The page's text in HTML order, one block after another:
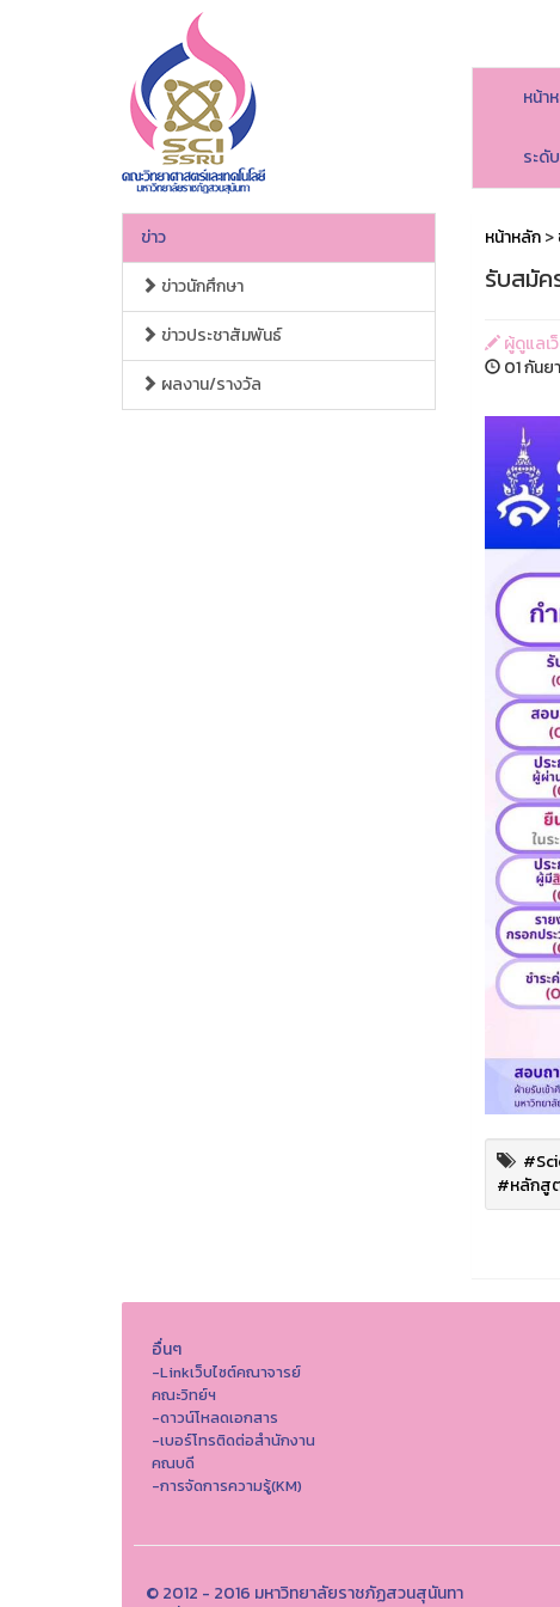
หน้า
ระ
ข่าว
ข่าวนักศึกษา
ข่าวประชาสัมพันธ์
ผลงาน/รางวัล
หน้าหลัก>
รับสมัค
ผู้ดูแลเ
01 กันย
#หลักสู
อื่นๆ
-Linkเว็บไซต์คณาจารย์
คณะวิทย์ฯ
-ดาวน์โหลดเอกสาร
-เบอร์โทรติดต่อสำนักงาน
คณบดี
-การจัดการความรู้(KM)
© 2012 - 2016 มหาวิทยาลัยราชภัฏสวนสุนันทา